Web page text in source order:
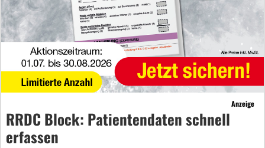
Anzeige
RRDC Block: Patientendaten schnell
erfassen